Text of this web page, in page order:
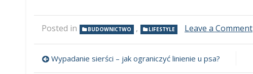
Posted in BUDOWNICTWO , LIFESTYLE Leave a Comment
Wypadanie sierści – jak ograniczyć linienie u psa?